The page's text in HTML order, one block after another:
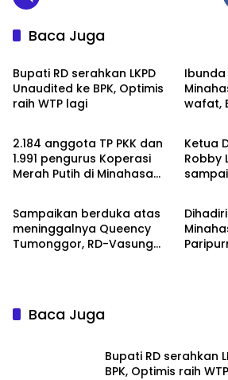
Baca Juga
Minahasa
Bupati RD serahkan LKPD
Unaudited ke BPK, Optimis
raih WTP lagi
wafat,
Minahasa
2.184 anggota TP PKK dan
1.991 pengurus Koperasi
Merah Putih di Minahasa
Ketenegakerjaan
Ketua
Robby
Minahasa
Sampaikan berduka atas
meninggalnya Queency
Tumonggor, RD-Vasung
Baca Juga
Bupati RD serahkan
BPK, Optimis raih